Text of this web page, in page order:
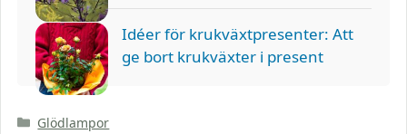
Idéer för krukväxtpresenter: Att
ge bort krukväxter i present
Kategorier
Glödlampor